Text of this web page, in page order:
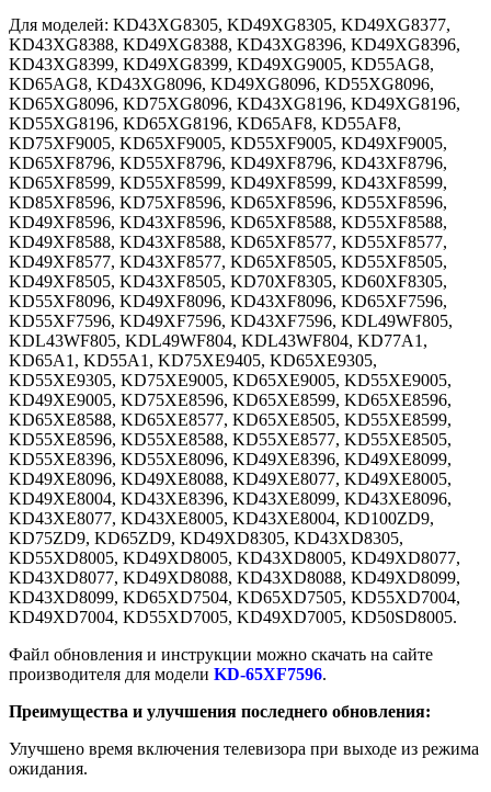
Для моделей: KD43XG8305, KD49XG8305, KD49XG8377,
KD43XG8388, KD49XG8388, KD43XG8396, KD49XG8396,
KD43XG8399, KD49XG8399, KD49XG9005, KD55AG8,
KD65AG8, KD43XG8096, KD49XG8096, KD55XG8096,
KD65XG8096, KD75XG8096, KD43XG8196, KD49XG8196,
KD55XG8196, KD65XG8196, KD65AF8, KD55AF8,
KD75XF9005, KD65XF9005, KD55XF9005, KD49XF9005,
KD65XF8796, KD55XF8796, KD49XF8796, KD43XF8796,
KD65XF8599, KD55XF8599, KD49XF8599, KD43XF8599,
KD85XF8596, KD75XF8596, KD65XF8596, KD55XF8596,
KD49XF8596, KD43XF8596, KD65XF8588, KD55XF8588,
KD49XF8588, KD43XF8588, KD65XF8577, KD55XF8577,
KD49XF8577, KD43XF8577, KD65XF8505, KD55XF8505,
KD49XF8505, KD43XF8505, KD70XF8305, KD60XF8305,
KD55XF8096, KD49XF8096, KD43XF8096, KD65XF7596,
KD55XF7596, KD49XF7596, KD43XF7596, KDL49WF805,
KDL43WF805, KDL49WF804, KDL43WF804, KD77A1,
KD65A1, KD55A1, KD75XE9405, KD65XE9305,
KD55XE9305, KD75XE9005, KD65XE9005, KD55XE9005,
KD49XE9005, KD75XE8596, KD65XE8599, KD65XE8596,
KD65XE8588, KD65XE8577, KD65XE8505, KD55XE8599,
KD55XE8596, KD55XE8588, KD55XE8577, KD55XE8505,
KD55XE8396, KD55XE8096, KD49XE8396, KD49XE8099,
KD49XE8096, KD49XE8088, KD49XE8077, KD49XE8005,
KD49XE8004, KD43XE8396, KD43XE8099, KD43XE8096,
KD43XE8077, KD43XE8005, KD43XE8004, KD100ZD9,
KD75ZD9, KD65ZD9, KD49XD8305, KD43XD8305,
KD55XD8005, KD49XD8005, KD43XD8005, KD49XD8077,
KD43XD8077, KD49XD8088, KD43XD8088, KD49XD8099,
KD43XD8099, KD65XD7504, KD65XD7505, KD55XD7004,
KD49XD7004, KD55XD7005, KD49XD7005, KD50SD8005.
Файл обновления и инструкции можно скачать на сайте
производителя для модели KD-65XF7596.
Преимущества и улучшения последнего обновления:
Улучшено время включения телевизора при выходе из режима
ожидания.